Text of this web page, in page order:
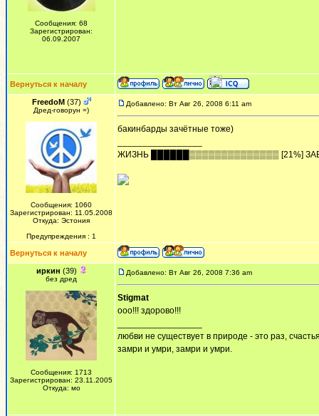
Сообщения: 68
Зарегистрирован:
06.09.2007
Вернуться к началу
FreedoM(37)
Дред-говорун =)
Сообщения: 1060
Зарегистрирован: 11.05.2008
Откуда: Эстония
Предупреждения : 1
Добавлено: Вт Авг 26, 2008 6:11 am
бакинбарды зачётные тоже)
ЖИЗHЬ ██████▒▒▒▒▒▒▒▒▒▒▒▒▒▒ [21%]
Вернуться к началу
иркин (39)
без дред
Сообщения: 1713
Зарегистрирован: 23.11.2005
Откуда: мо
Добавлено: Вт Авг 26, 2008 7:36 am
Stigmat
ооо!!! здорово!!!
любви не существует в природе - это раз,
замри и умри, замри и умри.